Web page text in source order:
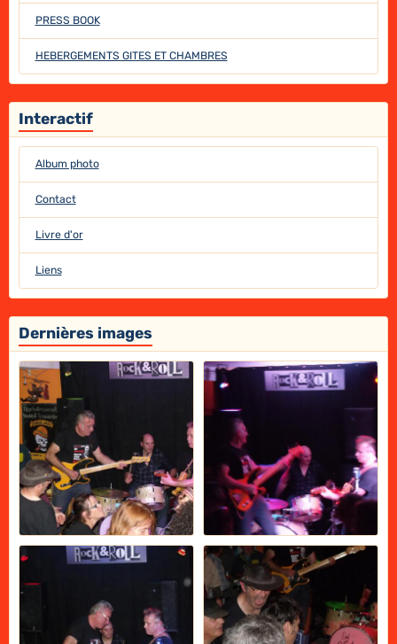
PRESS BOOK
HEBERGEMENTS GITES ET CHAMBRES
Interactif
Album photo
Contact
Livre d'or
Liens
Dernières images